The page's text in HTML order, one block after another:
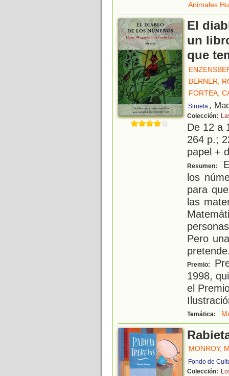
Animales
El
un
que
BERNER,
FORTEA,
Siruela ,
Colección:
De 12 a
264 p.;
papel +
Resumen:
los
para
las
Pero
pretende
Premio:
1998,
el
Temática:
MONROY,
Fondo de
Colección: